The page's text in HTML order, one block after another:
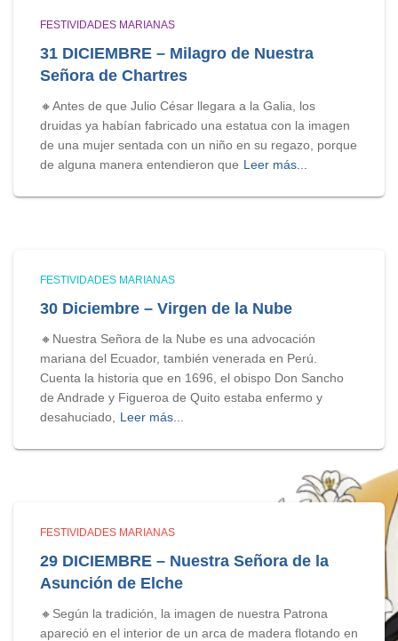
FESTIVIDADES MARIANAS
31 DICIEMBRE – Milagro de Nuestra
Señora de Chartres
🔸Antes de que Julio César llegara a la Galia, los
druidas ya habían fabricado una estatua con la imagen
de una mujer sentada con un niño en su regazo, porque
de alguna manera entendieron que Leer más...
FESTIVIDADES MARIANAS
30 Diciembre – Virgen de la Nube
🔸Nuestra Señora de la Nube es una advocación
mariana del Ecuador, también venerada en Perú.
Cuenta la historia que en 1696, el obispo Don Sancho
de Andrade y Figueroa de Quito estaba enfermo y
desahuciado,
Leer más...
FESTIVIDADES MARIANAS
29 DICIEMBRE – Nuestra Señora de la
Asunción de Elche
🔸Según la tradición, la imagen de nuestra Patrona
apareció en el interior de un arca de madera flotando en